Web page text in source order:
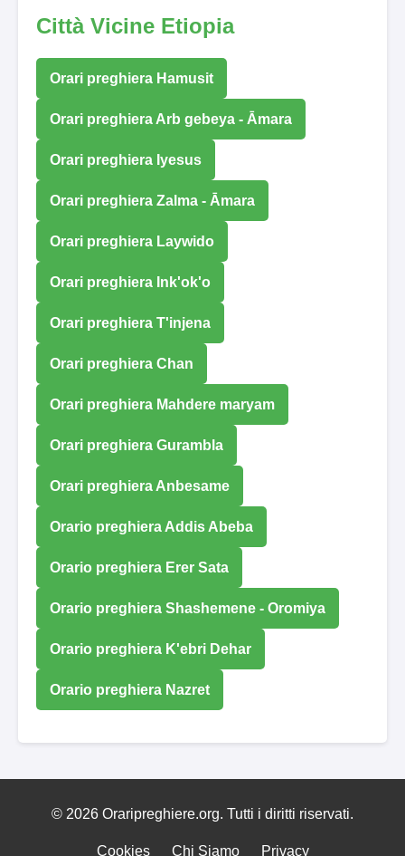
Città Vicine Etiopia
Orari preghiera Hamusit
Orari preghiera Arb gebeya - Āmara
Orari preghiera Iyesus
Orari preghiera Zalma - Āmara
Orari preghiera Laywido
Orari preghiera Ink'ok'o
Orari preghiera T'injena
Orari preghiera Chan
Orari preghiera Mahdere maryam
Orari preghiera Gurambla
Orari preghiera Anbesame
Orario preghiera Addis Abeba
Orario preghiera Erer Sata
Orario preghiera Shashemene - Oromiya
Orario preghiera K'ebri Dehar
Orario preghiera Nazret
© 2026 Oraripreghiere.org. Tutti i diritti riservati.
Cookies Chi Siamo Privacy